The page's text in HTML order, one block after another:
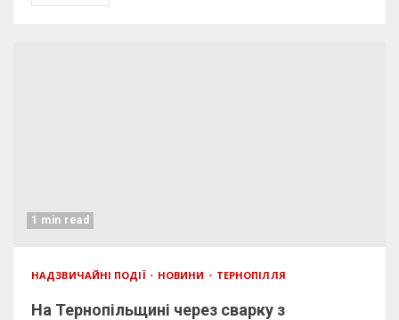
1 min read
НАДЗВИЧАЙНІ ПОДІЇ НОВИНИ ТЕРНОПІЛЛЯ
На Тернопільщині через сварку з